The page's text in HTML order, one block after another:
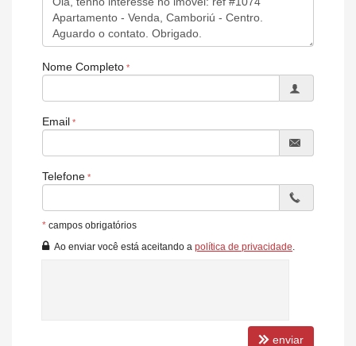
Nome Completo
Email
Telefone
* campos obrigatórios
Ao enviar você está aceitando a política de privacidade
enviar